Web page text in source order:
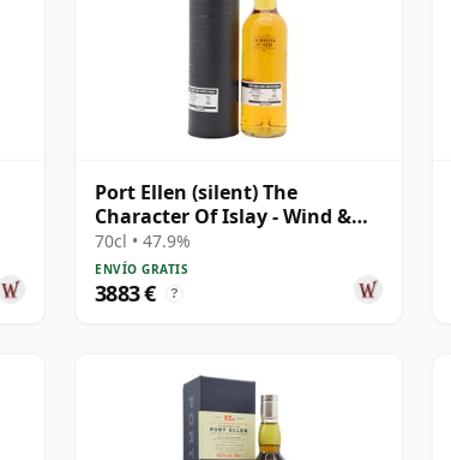
Port Ellen (silent) The
Character Of Islay - Wind &
Wave Single Cask # 1983 35
años
70cl • 47.9%
ENVÍO GRATIS
3883 € ?